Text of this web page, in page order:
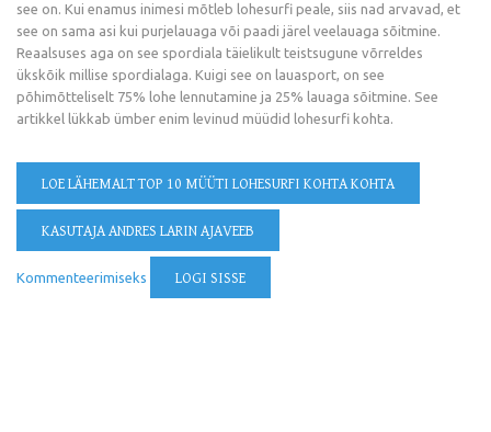
see on. Kui enamus inimesi mõtleb lohesurfi peale, siis nad arvavad, et
see on sama asi kui purjelauaga või paadi järel veelauaga sõitmine.
Reaalsuses aga on see spordiala täielikult teistsugune võrreldes
ükskõik millise spordialaga. Kuigi see on lauasport, on see
põhimõtteliselt 75% lohe lennutamine ja 25% lauaga sõitmine. See
artikkel lükkab ümber enim levinud müüdid lohesurfi kohta.
LOE LÄHEMALTTOP 10 MÜÜTI LOHESURFI KOHTA KOHTA
KASUTAJA ANDRES LARIN AJAVEEB
Kommenteerimiseks LOGI SISSE